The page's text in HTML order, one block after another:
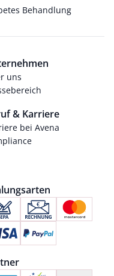
Behandlung
uns
& Karriere
bei Avena